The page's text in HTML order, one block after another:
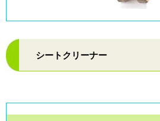
シートクリーナー